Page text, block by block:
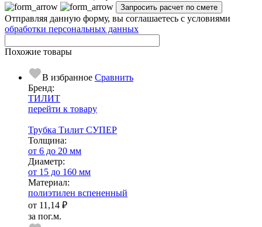
Отправляя данную форму, вы соглашаетесь с условиями
обработки персональных данных
Похожие товары
В избранное Сравнить
Бренд:
ТИЛИТ
перейти к товару
Трубка Тилит СУПЕР
Тол­щи­на:
от 6 до 20 мм
Диаметр:
от 15 до 160 мм
Ма­­те­­ри­­ал:
полиэтилен вспененный
от 11,14 ₽
за пог.м.